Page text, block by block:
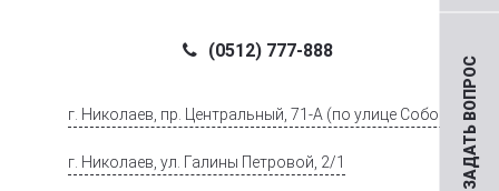
ЗАДАТЬ ВОПРОС
(0512) 777-888
г. Николаев, пр. Центральный, 71-А (по улице Соборной)
г. Николаев, ул. Галины Петровой, 2/1